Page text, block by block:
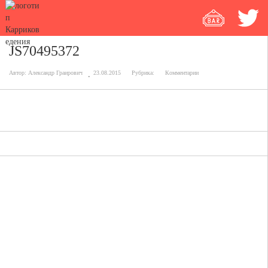
JS70495372
Автор: Александр Граирович 23.08.2015 Рубрика: Комментарии